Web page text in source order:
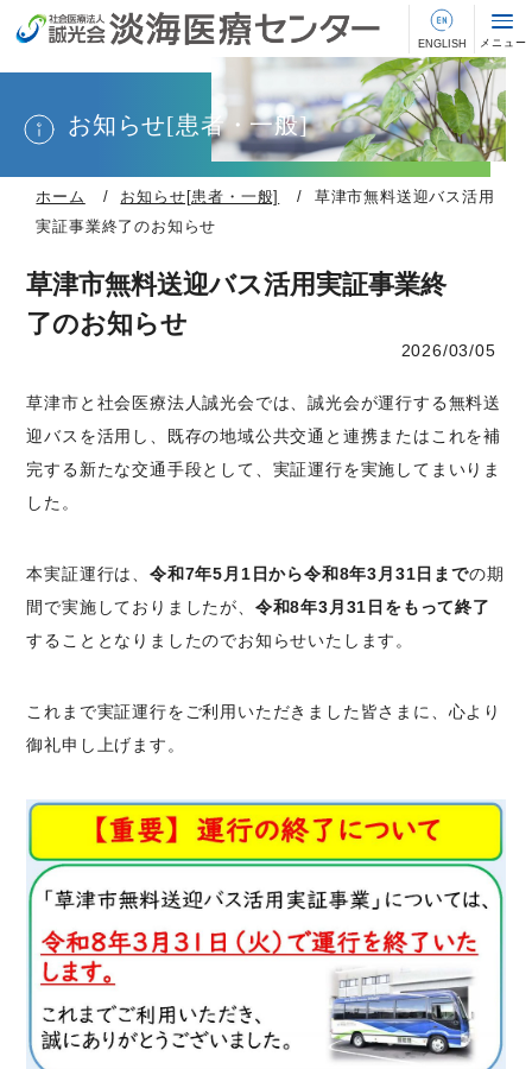
お知らせ[患者・一般]
ホーム お知らせ[患者・一般]
草津市無料送迎バス活用
実証事業終了のお知らせ
草津市無料送迎バス活用実証事業終
了のお知らせ
2026/03/05
草津市と社会医療法人誠光会では、誠光会が運行する無料送
迎バスを活用し、既存の地域公共交通と連携またはこれを補
完する新たな交通手段として、実証運行を実施してまいりま
した。
本実証運行は、令和7年5月1日から令和8年3月31日までの期
間で実施しておりましたが、 令和8年3月31日をもって終了
することとなりましたのでお知らせいたします。
これまで実証運行をご利用いただきました皆さまに、心より
御礼申し上げます。